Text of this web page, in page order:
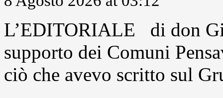
L’EDITORIALE di don
supporto dei Comuni
ciò che avevo scritto sul